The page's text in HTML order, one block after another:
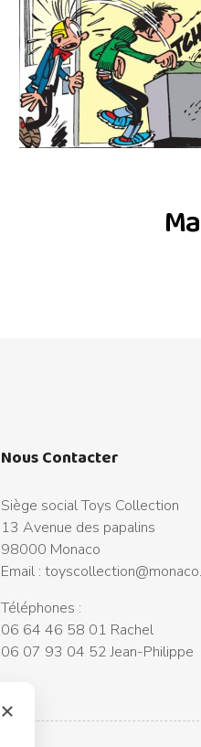
Ma
Nous Contacter
Siège social Toys Collection
13 Avenue des papalins
98000 Monaco
Email :
Téléphones :
06 64 46 58 01 Rachel
06 07 93 04 52 Jean-Philippe